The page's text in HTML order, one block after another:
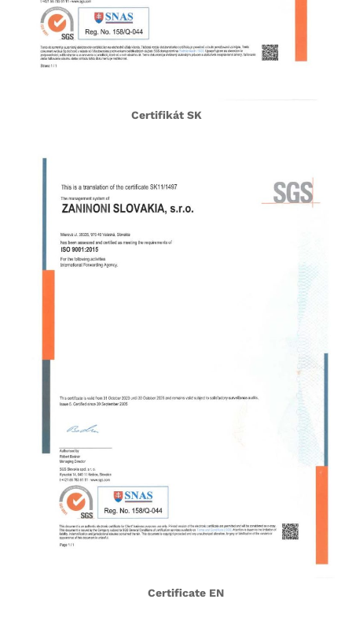
Certifikát SK
Certificate EN